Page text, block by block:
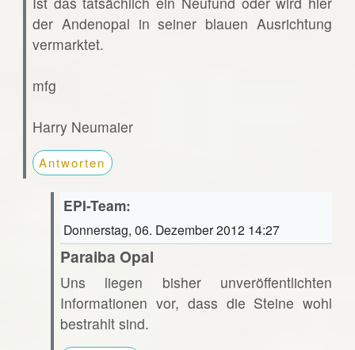
der Andenopal in seiner blauen Ausrichtung
vermarktet.
mfg
Harry Neumaier
Antworten
EPI-Team:
Donnerstag, 06. Dezember 2012 14:27
Paraiba Opal
Uns liegen bisher unveröffentlichten
Informationen vor, dass die Steine wohl
bestrahlt sind.